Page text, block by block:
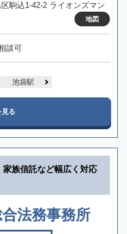
駒込1-42-2 ライオンズマン
地図
談可
池袋駅
見る
家族信託など幅広く対応
法務事務所